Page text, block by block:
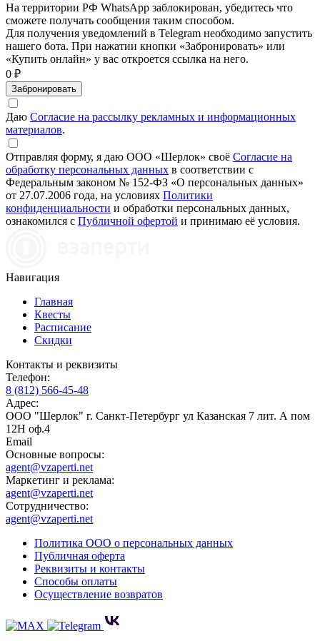
На территории РФ WhatsApp заблокирован, убедитесь что
сможете получать сообщения таким способом.
Для получения уведомлений в Telegram необходимо запустить
нашего бота. При нажатии кнопки «Забронировать» или
«Купить онлайн» у вас откроется ссылка на него.
0 ₽
Забронировать
Даю Согласие на рассылку рекламных и информационных
материалов.
Отправляя форму, я даю ООО «Шерлок» своё Согласие на
обработку персональных данных в соответствии с
Федеральным законом № 152-ФЗ «О персональных данных»
от 27.07.2006 года, на условиях Политики
конфиденциальности и обработки персональных данных,
ознакомился с Публичной офертой и принимаю её условия.
Навигация
Главная
Квесты
Расписание
Скидки
Контакты и реквизиты
Телефон:
8 (812) 566-45-48
Адрес:
ООО "Шерлок" г. Санкт-Петербург ул Казанская 7 лит. А пом
12Н оф.4
Email
Основные вопросы:
agent@vzaperti.net
Маркетинг и реклама:
agent@vzaperti.net
Сотрудничество:
agent@vzaperti.net
Политика ООО о персональных данных
Публичная оферта
Реквизиты и контакты
Способы оплаты
Осуществление возвратов